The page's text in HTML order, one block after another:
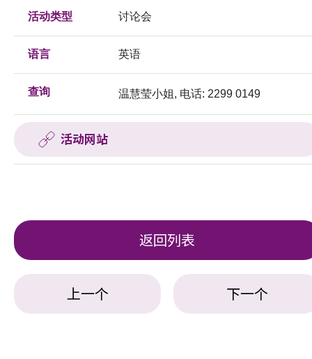
活动类型 讨论会
语言 英语
查询 温慧莹小姐, 电话: 2299 0149
活动网站
返回列表
上一个 下一个